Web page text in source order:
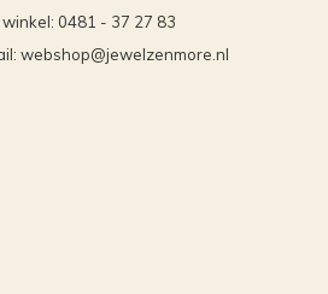
winkel: 0481 - 37 27 83
webshop@jewelzenmore.nl